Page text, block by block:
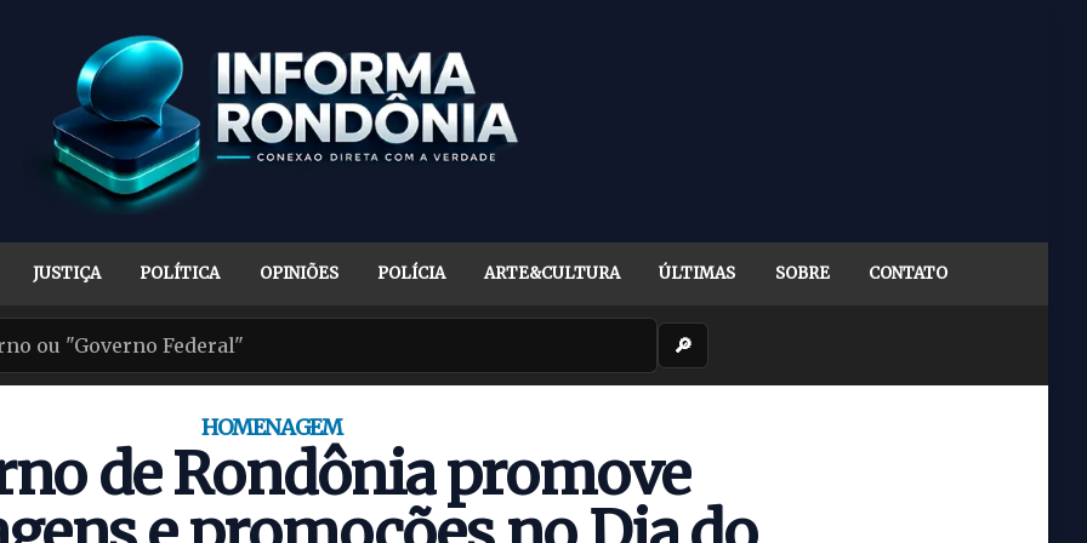
JUSTIÇA POLÍTICA OPINIÕES POLÍCIA ARTE&CULTURA ÚLTIMAS SOBRE CONTATO
🔎
HOMENAGEM
de Rondônia promove